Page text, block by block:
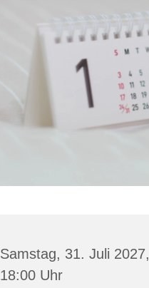
Samstag, 31. Juli 2027,
18:00 Uhr